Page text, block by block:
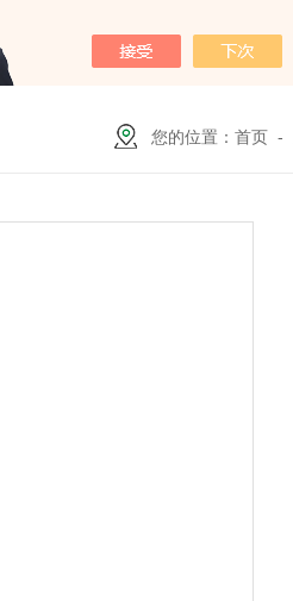
您的位置：首页 -